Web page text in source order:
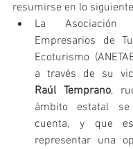
resumirse en lo
La Asociación
Empresarios de
Ecoturismo
a través de su
Raúl Temprano,
ámbito estatal
cuenta, y que
representar una